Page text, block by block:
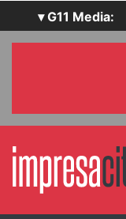
▾ G11 Media:
SecurityOpenLab